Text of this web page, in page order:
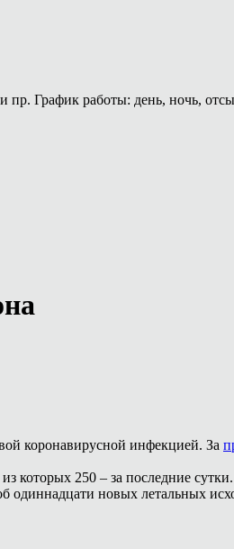
пр. График работы: день, ночь,
коронавирусной инфекцией. За
которых 250 – за последние
одиннадцати новых летальных